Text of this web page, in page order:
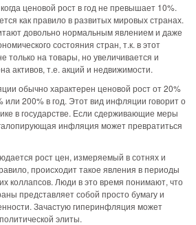
ценовой рост в год не превышает 10%.
как правило в развитых мировых странах.
довольно нормальным явлением и даже
состояния стран, т.к. в этот
только на товары, но увеличивается и
активов, т.е. акций и недвижимости.
обычно характерен ценовой рост от 20%
200% в год. Этот вид инфляции говорит о
в государстве. Если сдерживающие меры
инфляция может превратиться
рост цен, измеряемый в сотнях и
происходит такое явления в периоды
коллапсов. Люди в это время понимают, что
представляет собой просто бумагу и
Зачастую гиперинфляция может
элиты.